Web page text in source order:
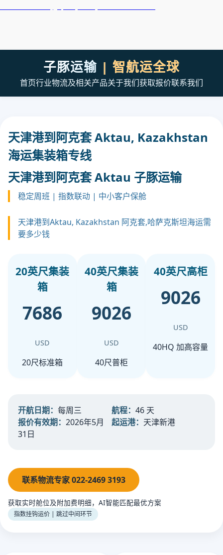
子豚运输 | 智航运全球
首页行业物流及相关产品关于我们获取报价联系我们
天津港到阿克套 Aktau, Kazakhstan
海运集装箱专线
天津港到阿克套 Aktau 子豚运输
稳定周班 | 指数联动 | 中小客户保舱
天津港到Aktau, Kazakhstan 阿克套,哈萨克斯坦海运需
要多少钱
20英尺集装
箱
7686
USD
20尺标准箱
40英尺集装
箱
9026
USD
40尺普柜
40英尺高柜
9026
USD
40HQ 加高容量
开航日期： 每周三 航程： 46 天
报价有效期： 2026年5月
31日
起运港： 天津新港
联系物流专家 022-2469 3193
获取实时舱位及附加费明细，AI智能匹配最优方案
指数挂钩运价 | 跳过中间环节